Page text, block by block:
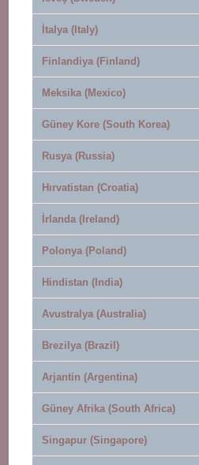
İtalya (Italy)
Finlandiya (Finland)
Meksika (Mexico)
Güney Kore (South Korea)
Rusya (Russia)
Hırvatistan (Croatia)
İrlanda (Ireland)
Polonya (Poland)
Hindistan (India)
Avustralya (Australia)
Brezilya (Brazil)
Arjantin (Argentina)
Güney Afrika (South Africa)
Singapur (Singapore)